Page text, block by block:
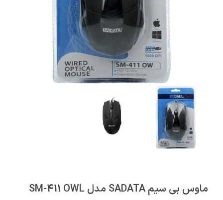
ماوس بی سیم SADATA مدل SM-411 OWL